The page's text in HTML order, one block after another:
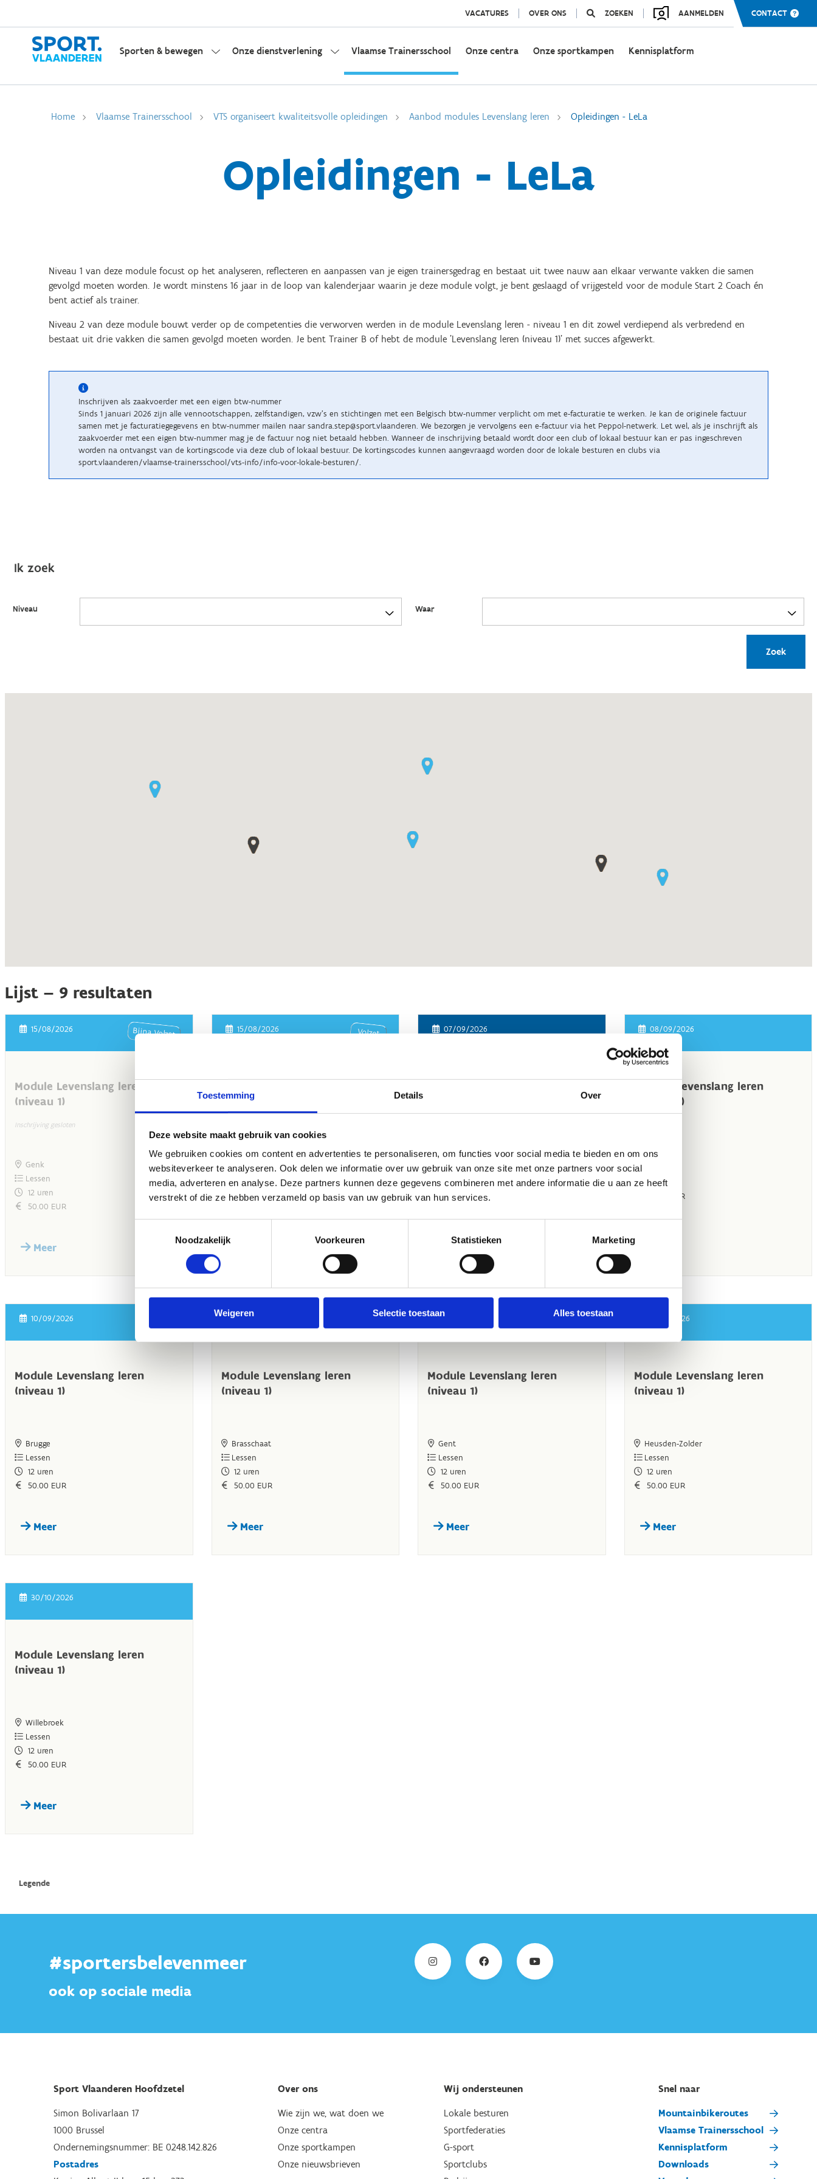
Toestemming Details Over
Deze website maakt gebruik van cookies
We gebruiken cookies om content en advertenties te personaliseren, om functies voor social media te bieden en om ons
websiteverkeer te analyseren. Ook delen we informatie over uw gebruik van onze site met onze partners voor social
media, adverteren en analyse. Deze partners kunnen deze gegevens combineren met andere informatie die u aan ze heeft
verstrekt of die ze hebben verzameld op basis van uw gebruik van hun services.
Noodzakelijk
Voorkeuren Statistieken Marketing
Weigeren Selectie toestaan Alles toestaan
VACATURES OVER ONS ZOEKEN AANMELDEN CONTACT
Sporten & bewegen Onze dienstverlening Vlaamse Trainersschool Onze centra Onze sportkampen Kennisplatform
Home Vlaamse Trainersschool VTS organiseert kwaliteitsvolle opleidingen Aanbod modules Levenslang leren Opleidingen - LeLa
Opleidingen - LeLa
Niveau 1 van deze module focust op het analyseren, reflecteren en aanpassen van je eigen trainersgedrag en bestaat uit twee nauw aan elkaar verwante vakken die samen
gevolgd moeten worden. Je wordt minstens 16 jaar in de loop van kalenderjaar waarin je deze module volgt, je bent geslaagd of vrijgesteld voor de module Start 2 Coach én
bent actief als trainer.
Niveau 2 van deze module bouwt verder op de competenties die verworven werden in de module Levenslang leren - niveau 1 en dit zowel verdiepend als verbredend en
bestaat uit drie vakken die samen gevolgd moeten worden. Je bent Trainer B of hebt de module 'Levenslang leren (niveau 1)' met succes afgewerkt.
Inschrijven als zaakvoerder met een eigen btw-nummer
Sinds 1 januari 2026 zijn alle vennootschappen, zelfstandigen, vzw’s en stichtingen met een Belgisch btw-nummer verplicht om met e-facturatie te werken. Je kan de originele factuur
samen met je facturatiegegevens en btw-nummer mailen naar sandra.step@sport.vlaanderen. We bezorgen je vervolgens een e-factuur via het Peppol-netwerk. Let wel, als je inschrijft als
zaakvoerder met een eigen btw-nummer mag je de factuur nog niet betaald hebben. Wanneer de inschrijving betaald wordt door een club of lokaal bestuur kan er pas ingeschreven
worden na ontvangst van de kortingscode via deze club of lokaal bestuur. De kortingscodes kunnen aangevraagd worden door de lokale besturen en clubs via
sport.vlaanderen/vlaamse-trainersschool/vts-info/info-voor-lokale-besturen/.
#sportersbelevenmeer
ook op sociale media
Sport Vlaanderen Hoofdzetel
Simon Bolivarlaan 17
1000 Brussel
Ondernemingsnummer: BE 0248.142.826
Postadres
Over ons
Wie zijn we, wat doen we
Onze centra
Onze sportkampen
Onze nieuwsbrieven
Wij ondersteunen
Lokale besturen
Sportfederaties
G-sport
Sportclubs
Snel naar
Mountainbikeroutes
Vlaamse Trainersschool
Kennisplatform
Downloads